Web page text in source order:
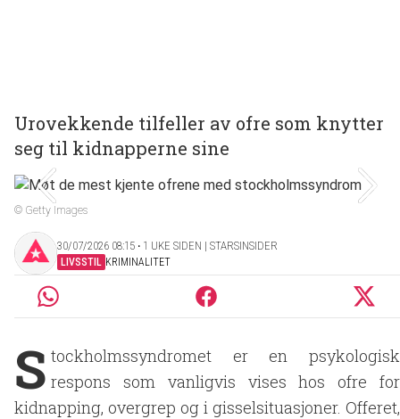
Urovekkende tilfeller av ofre som knytter
seg til kidnapperne sine
© Getty Images
30/07/2026 08:15 ‧ 1 UKE SIDEN | STARSINSIDER
LIVSSTIL KRIMINALITET
S tockholmssyndromet er en psykologisk
respons som vanligvis vises hos ofre for
kidnapping, overgrep og i gisselsituasjoner. Offeret,